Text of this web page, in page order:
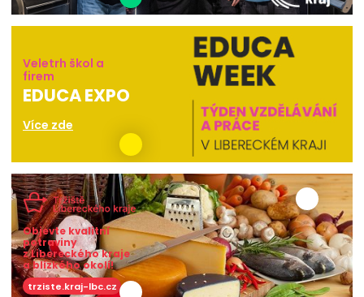
Veletrh škol a
firem
EDUCA EXPO
Více zde
Objevte kvalitní
potraviny
z Libereckého kraje
a blízkého okolí!
trziste.kraj-lbc.cz